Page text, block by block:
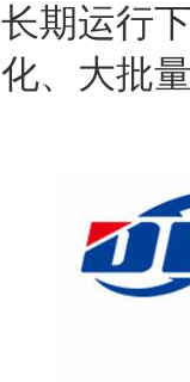
长期运行
化、大批